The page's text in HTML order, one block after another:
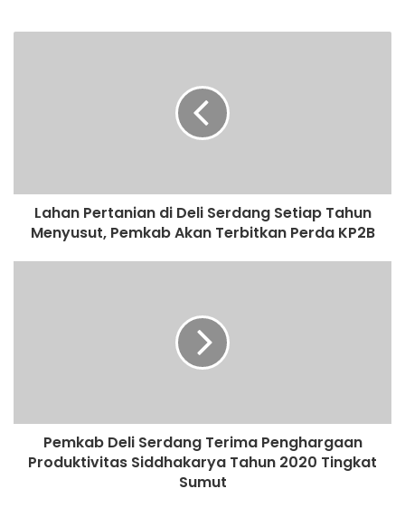
b
t
Lahan Pertanian di Deli Serdang Setiap Tahun
Menyusut, Pemkab Akan Terbitkan Perda KP2B
Pemkab Deli Serdang Terima Penghargaan
Produktivitas Siddhakarya Tahun 2020 Tingkat
Sumut